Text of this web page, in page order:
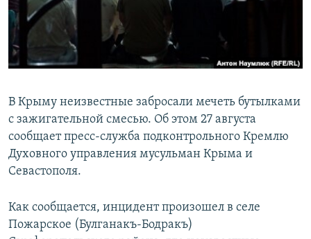
ПОБЕДИТЕЛЕЙ НЕ СУДЯТ?
КРЫМ.НЕПОКОРЕННЫЙ
ELIFBE
ПРИСОЕДИНЯЙТЕСЬ!
Все сайты RFE/RL
В Крыму неизвестные забросали мечеть бутылками
с зажигательной смесью. Об этом 27 августа
сообщает пресс-служба подконтрольного Кремлю
Духовного управления мусульман Крыма и
Севастополя.
Как сообщается, инцидент произошел в селе
Пожарское (Булганакъ-Бодракъ)